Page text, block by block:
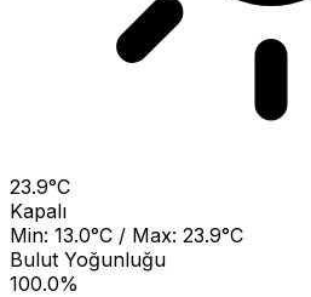
23.9°C
Kapalı
Min: 13.0°C / Max: 23.9°C
Bulut Yoğunluğu
100.0%